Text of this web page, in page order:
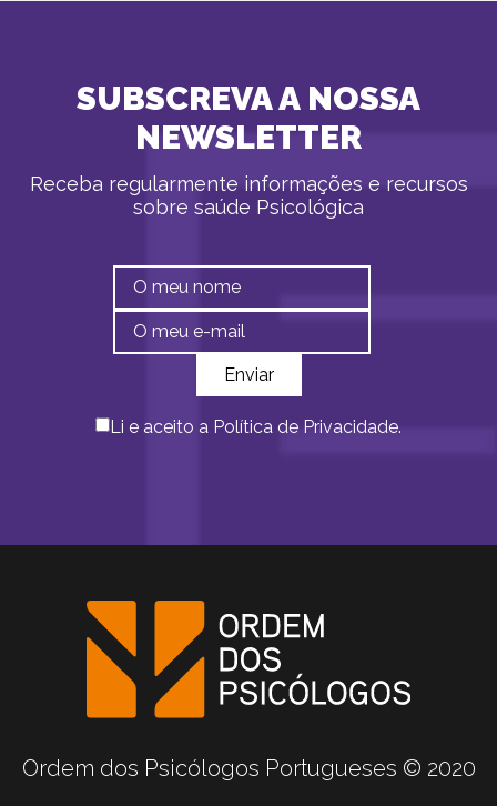
SUBSCREVA A NOSSA
NEWSLETTER
Receba regularmente informações e recursos
sobre saúde Psicológica
Li e aceito a Política de Privacidade.
Ordem dos Psicólogos Portugueses © 2020